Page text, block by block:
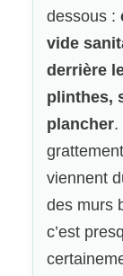
dessous :
vide
derrière
plinthes,
plancher.
viennent
des murs
c’est